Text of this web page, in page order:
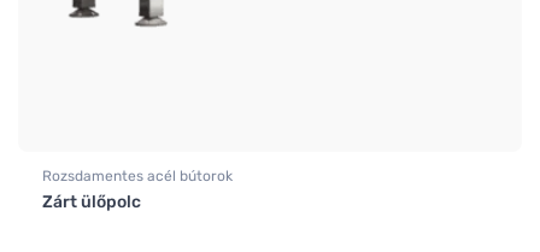
Rozsdamentes acél bútorok
Zárt ülőpolc